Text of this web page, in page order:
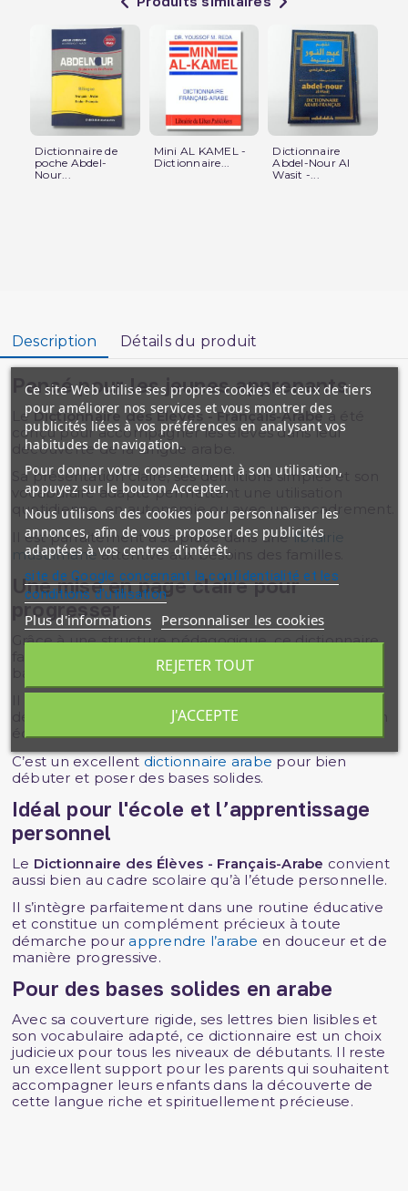
Dictionnaire de
poche Abdel-
Nour...
Mini AL KAMEL -
Dictionnaire...
Dictionnaire
Abdel-Nour Al
Wasit -...
Description Détails du produit
Pensé pour les jeunes apprenants
LeDictionnaire des Élèves - Français-Arabea été
conçu pour accompagner les élèves dans leur
découverte de la langue arabe.
Sa présentation claire, ses définitions simples et son
vocabulaire adapté permettent une utilisation
quotidienne, en autonomie ou avec un encadrement.
Il est parfaitement à sa place dans unelibrairie
musulmaneattentive aux besoins des familles.
Une mise en page claire pour
progresser
Grâce à une structure pédagogique, ce dictionnaire
facilite la mémorisation et l’utilisation des mots de
développant leurs compétences en compréhension
écrite.
C’est un excellent dictionnaire arabe pour bien
débuter et poser des bases solides.
Idéal pour l'école et l’apprentissage
personnel
Le Dictionnaire des Élèves - Français-Arabe convient
aussi bien au cadre scolaire qu’à l’étude personnelle.
Il s’intègre parfaitement dans une routine éducative
et constitue un complément précieux à toute
démarche pourapprendre l’arabe en douceur et de
manière progressive.
Pour des bases solides en arabe
Avec sa couverture rigide, ses lettres bien lisibles et
son vocabulaire adapté, ce dictionnaire est un choix
judicieux pour tous les niveaux de débutants. Il reste
un excellent support pour les parents qui souhaitent
accompagner leurs enfants dans la découverte de
cette langue riche et spirituellement précieuse.
Ce site Web utilise ses propres cookies et ceux de tiers
pour améliorer nos services et vous montrer des
publicités liées à vos préférences en analysant vos
habitudes de navigation.
Pour donner votre consentement à son utilisation,
appuyez sur le bouton Accepter.
Nous utilisons des cookies pour personnaliser les
annonces, afin de vous proposer des publicités
adaptées à vos centres d'intérêt.
site de Google concernant la confidentialité et les
conditions d'utilisation
Plus d'informations Personnaliser les cookies
REJETER TOUT
J'ACCEPTE